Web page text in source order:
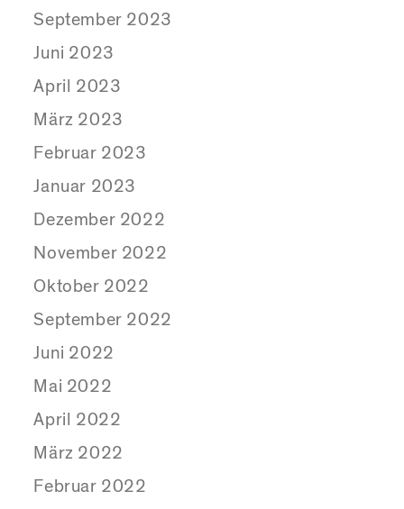
September 2023
Juni 2023
April 2023
März 2023
Februar 2023
Januar 2023
Dezember 2022
November 2022
Oktober 2022
September 2022
Juni 2022
Mai 2022
April 2022
März 2022
Februar 2022